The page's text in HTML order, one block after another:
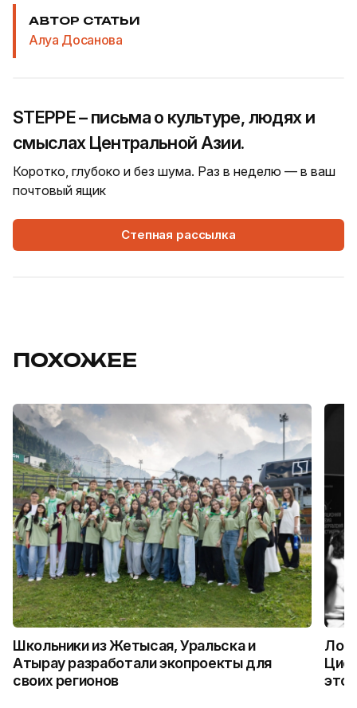
АВТОР СТАТЬИ
Алуа Досанова
STEPPE – письма о культуре, людях и
смыслах Центральной Азии.
Коротко, глубоко и без шума. Раз в неделю — в ваш
почтовый ящик
Степная рассылка
ПОХОЖЕЕ
Школьники из Жетысая, Уральска и
Атырау разработали экопроекты для
своих регионов
это